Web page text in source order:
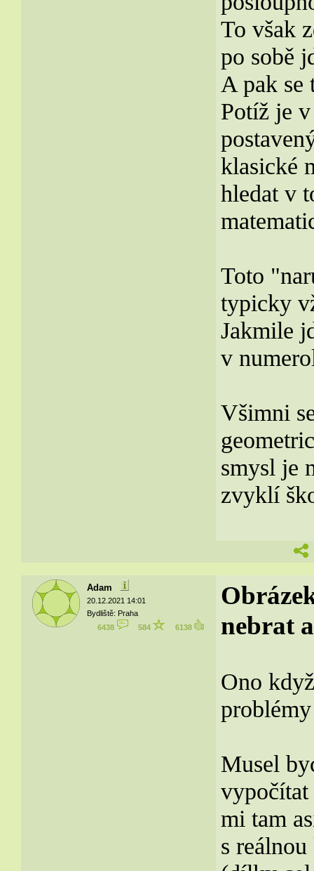
To však
po sobě
A pak se
Potíž je
klasické
hledat v
Toto
typicky
Jakmile
v
Všimni
smysl je
zvyklí
Adam
20.12.2021 14:01
Bydliště: Praha
6438
584 6138
nebrat
Ono
Musel
vypočítat
mi tam
s